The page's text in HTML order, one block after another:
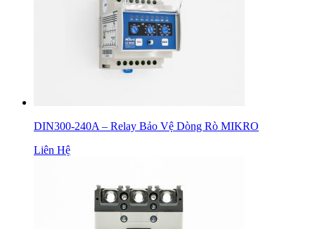
DIN300-240A – Relay Bảo Vệ Dòng Rò MIKRO
Liên Hệ